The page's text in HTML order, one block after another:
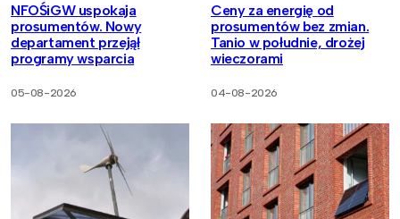
NFOŚiGW uspokaja
prosumentów. Nowy
departament przejął
programy wsparcia
05-08-2026
Ceny za energię od
prosumentów bez zmian.
Tanio w południe, drożej
wieczorami
04-08-2026